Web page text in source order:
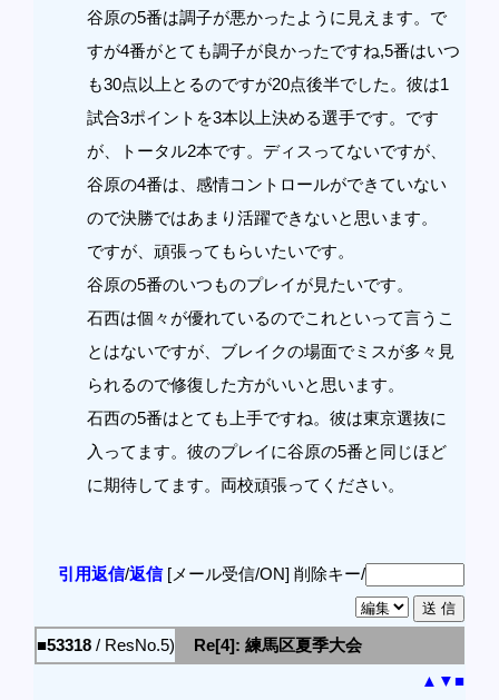
谷原の5番は調子が悪かったように見えます。で
すが4番がとても調子が良かったですね,5番はいつ
も30点以上とるのですが20点後半でした。彼は1
試合3ポイントを3本以上決める選手です。です
が、トータル2本です。ディスってないですが、
谷原の4番は、感情コントロールができていない
ので決勝ではあまり活躍できないと思います。
ですが、頑張ってもらいたいです。
谷原の5番のいつものプレイが見たいです。
石西は個々が優れているのでこれといって言うこ
とはないですが、ブレイクの場面でミスが多々見
られるので修復した方がいいと思います。
石西の5番はとても上手ですね。彼は東京選抜に
入ってます。彼のプレイに谷原の5番と同じほど
に期待してます。両校頑張ってください。
引用返信/返信[メール受信/ON] 削除キー/
■53318 / ResNo.5)
Re[4]: 練馬区夏季大会
▲ ▼■